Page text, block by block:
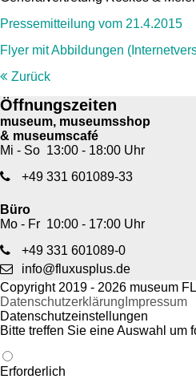
Pressemitteilung vom 21.4.2015
Flyer mit Abbildungen
Zurück
Öffnungszeiten
museum, museumsshop
& museumscafé
Mi - So 13:00 - 18:00 Uhr
+49 331 601089-33
Büro
Mo - Fr 10:00 - 17:00 Uhr
+49 331 601089-0
info@fluxusplus.de
Copyright 2019 - 2026 museum
Datenschutzerklärung Impressum
Datenschutzeinstellungen
Bitte treffen Sie eine Auswahl um
Erforderlich